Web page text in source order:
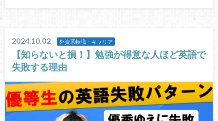
2024.10.02 外資系転職・キャリア
【知らないと損！】勉強が得意な人ほど英語で
失敗する理由